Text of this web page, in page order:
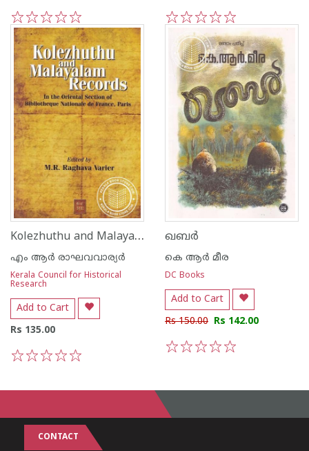
5
4
3
2
1 5
4
3
Kolezhuthu and Malayalam Records
എം ആര്‍ രാഘവവാര്യര്‍
Kerala Council for Historical
Research
Add to Cart
Rs 135.00
ഖബര്‍
കെ ആര്‍ മീര
DC Books
Add to Cart
Rs 150.00 Rs 142.00
CONTACT